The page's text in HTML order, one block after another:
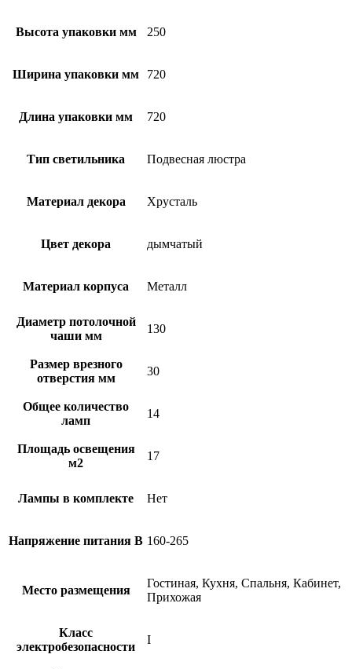
Высота упаковки мм 250
Ширина упаковки мм 720
Длина упаковки мм 720
Тип светильника Подвесная люстра
Материал декора Хрусталь
Цвет декора дымчатый
Материал корпуса Металл
Диаметр потолочной
чаши мм
130
Размер врезного
отверстия мм
30
Общее количество
ламп
14
Площадь освещения
м2
17
Лампы в комплекте Нет
Напряжение питания В 160-265
Место размещения
Гостиная, Кухня, Спальня, Кабинет,
Прихожая
Класс
электробезопасности
I